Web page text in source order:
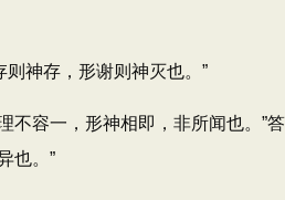
神存，形谢则神灭也。”
容一，形神相即，非所闻也。”答
也。”